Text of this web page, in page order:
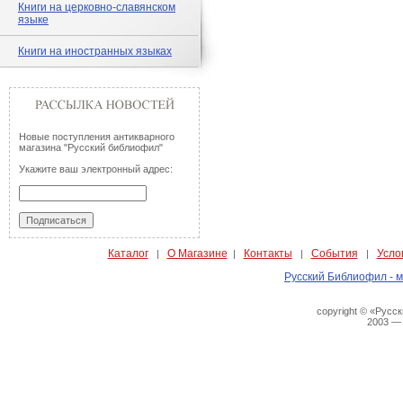
Книги на церковно-славянском
языке
Книги на иностранных языках
Новые поступления антикварного
магазина "Русский библиофил"
Укажите ваш электронный адрес:
Каталог| О Магазине | Контакты | События |
Русский Библиофил -
copyright ©
2003 —